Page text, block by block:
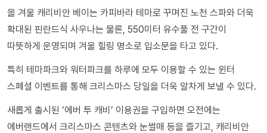
올 겨울 캐리비안 베이는 카피바라 테마로 꾸며진 노천 스파와 더욱
확대된 핀란드식 사우나는 물론, 550미터 유수풀 전 구간이
따뜻하게 운영되며 겨울 힐링 명소로 입소문을 타고 있다.
특히 테마파크와 워터파크를 하루에 모두 이용할 수 있는 윈터
스페셜 이벤트를 통해 크리스마스 당일을 더욱 알차게 보낼 수 있다.
새롭게 출시된 ‘에버 투 캐비’ 이용권을 구입하면 오전에는
에버랜드에서 크리스마스 콘텐츠와 눈썰매 등을 즐기고, 캐리비안